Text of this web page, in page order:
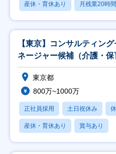
産休・育休あり 月残業20時
【東京】コンサルティン
ネージャー候補（介護・保
東京都
800万~1000万
正社員採用 土日祝休み
産休・育休あり 賞与あり